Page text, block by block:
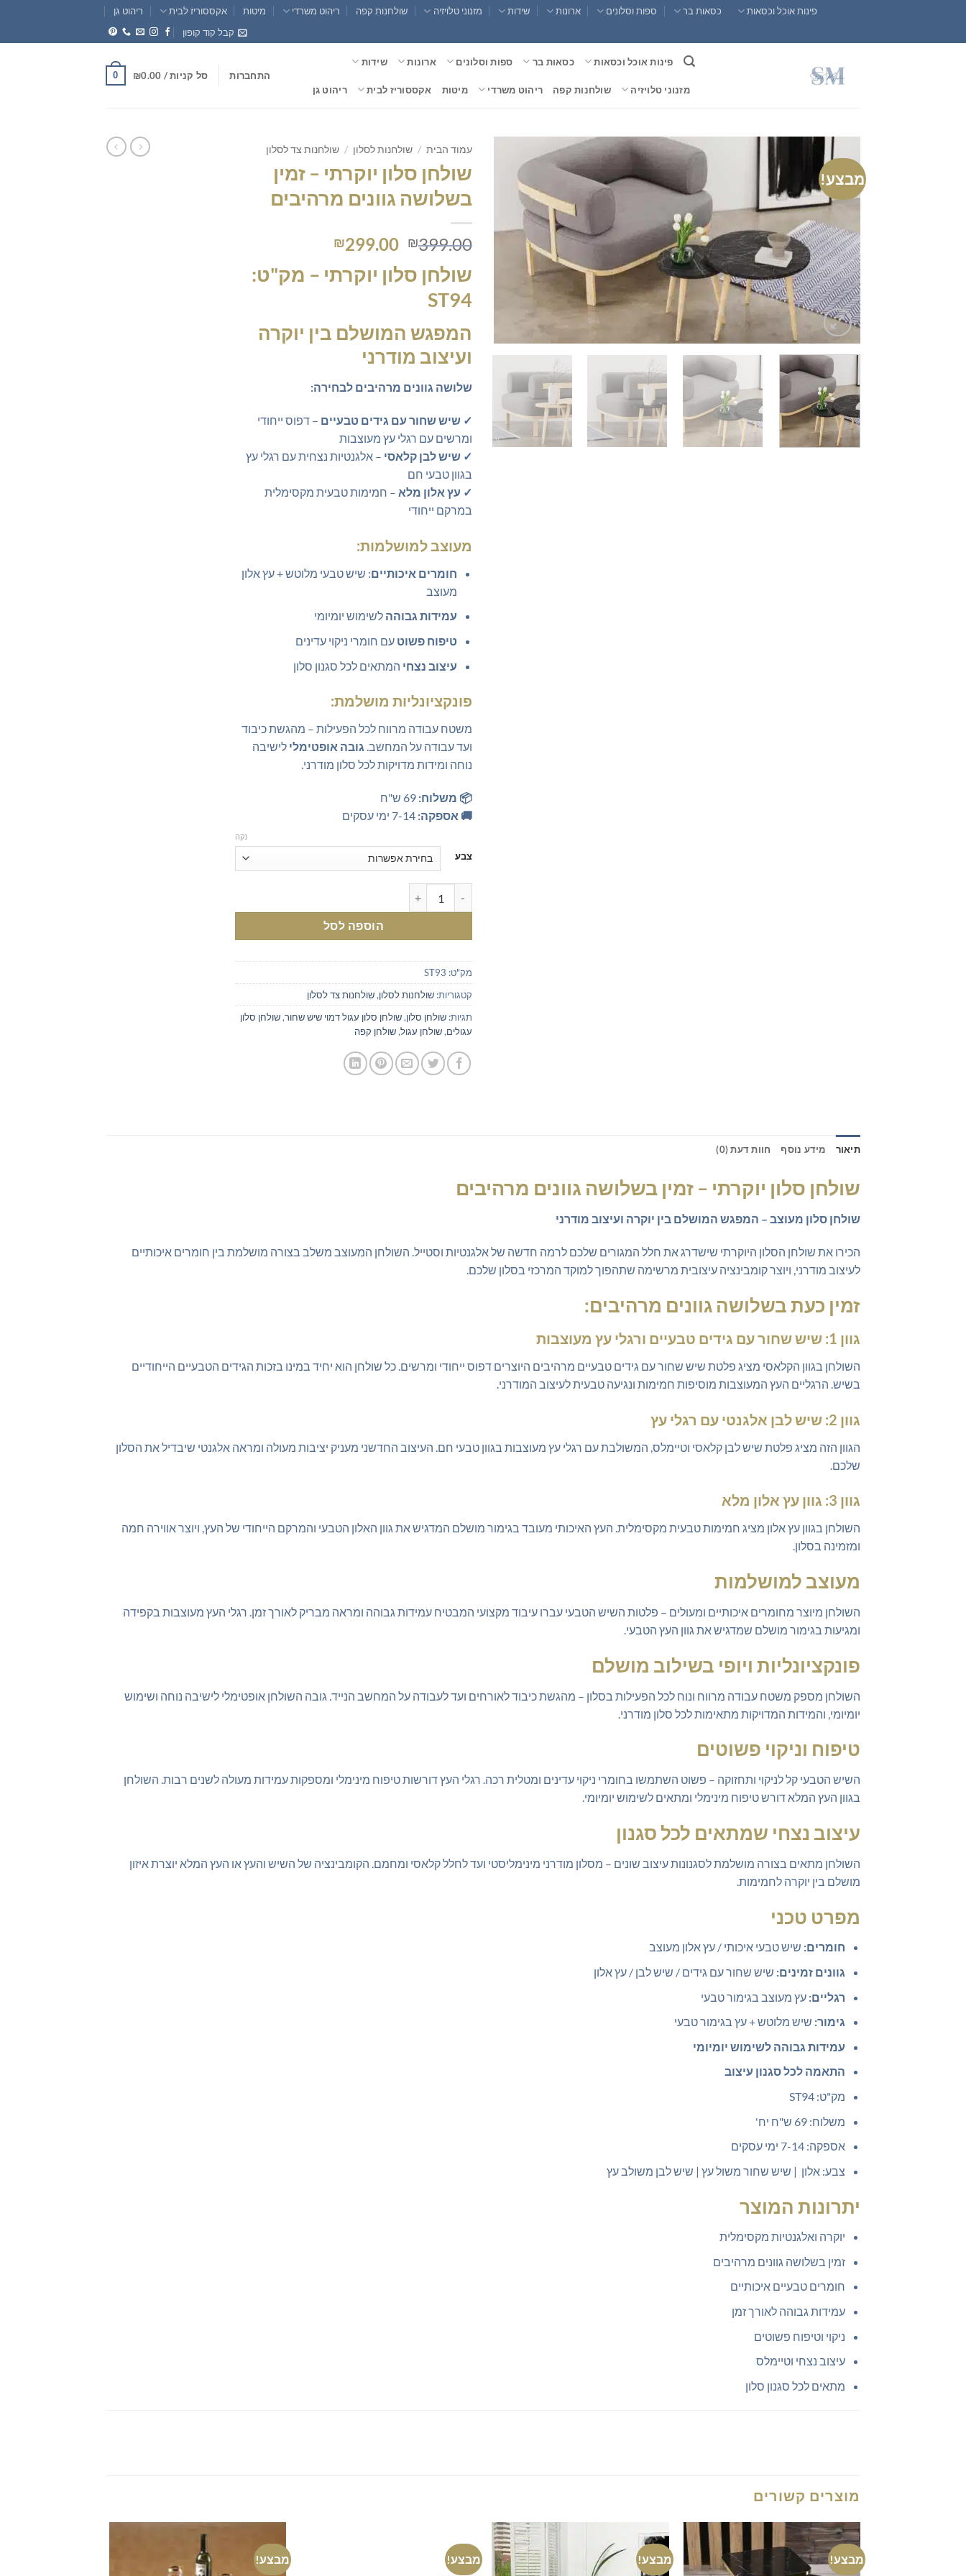
content
פינות אוכל וכסאות כסאות בר ספות וסלונים ארונות שידות מזנוני טלויזיה שולחנות קפה ריהוט משרדי מיטות אקססוריז לבית
ריהוט גן
קבל קוד קופון
פינות אוכל וכסאות כסאות בר ספות וסלונים ארונות שידות
מזנוני טלויזיה שולחנות קפה ריהוט משרדי מיטות אקססוריז לבית ריהוט גן
התחברות סל קניות / ₪0.00
0
מבצע!
עמוד הבית / שולחנות לסלון / שולחנות צד לסלון
שולחן סלון יוקרתי – זמין
בשלושה גוונים מרהיבים
₪399.00
המחיר
היה:
₪299.00
הוא:שולחן סלון יוקרתי – מק"ט:
ST94
המפגש המושלם בין יוקרה
ועיצוב מודרני
שלושה גוונים מרהיבים לבחירה:
✓ שיש שחור עם גידים טבעיים – דפוס ייחודי
ומרשים עם רגלי עץ מעוצבות
✓ שיש לבן קלאסי – אלגנטיות נצחית עם רגלי עץ
בגוון טבעי חם
✓ עץ אלון מלא – חמימות טבעית מקסימלית
במרקם ייחודי
מעוצב למושלמות:
חומרים איכותיים: שיש טבעי מלוטש + עץ אלון
מעוצב
עמידות גבוהה לשימוש יומיומי
טיפוח פשוט עם חומרי ניקוי עדינים
עיצוב נצחי המתאים לכל סגנון סלון
פונקציונליות מושלמת:
משטח עבודה מרווח לכל הפעילות – מהגשת כיבוד
ועד עבודה על המחשב. גובה אופטימלי לישיבה
נוחה ומידות מדויקות לכל סלון מודרני.
📦 משלוח:
🚚 אספקה:
צבע
נקה
הוספה לסל
מק"ט: ST93
קטגוריות: שולחנות לסלון,שולחנות צד לסלון
תגיות: שולחן סלון,שולחן סלון עגול דמוי שיש שחור,שולחן סלון
עגולים,שולחן עגול,שולחן קפה
תיאור מידע נוסף חוות דעת (0)
שולחן סלון יוקרתי – זמין בשלושה גוונים מרהיבים
שולחן סלון מעוצב – המפגש המושלם בין יוקרה ועיצוב מודרני
הכירו את שולחן הסלון היוקרתי שישדרג את חלל המגורים שלכם לרמה חדשה של אלגנטיות וסטייל. השולחן המעוצב משלב בצורה מושלמת בין חומרים איכותיים
לעיצוב מודרני, ויוצר קומבינציה עיצובית מרשימה שתהפוך למוקד המרכזי בסלון שלכם.
זמין כעת בשלושה גוונים מרהיבים:
גוון 1: שיש שחור עם גידים טבעיים ורגלי עץ מעוצבות
השולחן בגוון הקלאסי מציג פלטת שיש שחור עם גידים טבעיים מרהיבים היוצרים דפוס ייחודי ומרשים. כל שולחן הוא יחיד במינו בזכות הגידים הטבעיים הייחודיים
בשיש. הרגליים העץ המעוצבות מוסיפות חמימות ונגיעה טבעית לעיצוב המודרני.
גוון 2: שיש לבן אלגנטי עם רגלי עץ
הגוון הזה מציג פלטת שיש לבן קלאסי וטיימלס, המשולבת עם רגלי עץ מעוצבות בגוון טבעי חם. העיצוב החדשני מעניק יציבות מעולה ומראה אלגנטי שיבדיל את הסלון
שלכם.
גוון 3: גוון עץ אלון מלא
השולחן בגוון עץ אלון מציג חמימות טבעית מקסימלית. העץ האיכותי מעובד בגימור מושלם המדגיש את גוון האלון הטבעי והמרקם הייחודי של העץ, ויוצר אווירה חמה
ומזמינה בסלון.
מעוצב למושלמות
השולחן מיוצר מחומרים איכותיים ומעולים – פלטות השיש הטבעי עברו עיבוד מקצועי המבטיח עמידות גבוהה ומראה מבריק לאורך זמן. רגלי העץ מעוצבות בקפידה
ומגיעות בגימור מושלם שמדגיש את גוון העץ הטבעי.
פונקציונליות ויופי בשילוב מושלם
השולחן מספק משטח עבודה מרווח ונוח לכל הפעילות בסלון – מהגשת כיבוד לאורחים ועד לעבודה על המחשב הנייד. גובה השולחן אופטימלי לישיבה נוחה ושימוש
יומיומי, והמידות המדויקות מתאימות לכל סלון מודרני.
טיפוח וניקוי פשוטים
השיש הטבעי קל לניקוי ותחזוקה – פשוט השתמשו בחומרי ניקוי עדינים ומטלית רכה. רגלי העץ דורשות טיפוח מינימלי ומספקות עמידות מעולה לשנים רבות. השולחן
בגוון העץ המלא דורש טיפוח מינימלי ומתאים לשימוש יומיומי.
עיצוב נצחי שמתאים לכל סגנון
השולחן מתאים בצורה מושלמת לסגנונות עיצוב שונים – מסלון מודרני מינימליסטי ועד לחלל קלאסי ומחמם. הקומבינציה של השיש והעץ או העץ המלא יוצרת איזון
מושלם בין יוקרה לחמימות.
מפרט טכני
חומרים: שיש טבעי איכותי / עץ אלון מעוצב
גוונים זמינים: שיש שחור עם גידים / שיש לבן / עץ אלון
רגליים: עץ מעוצב בגימור טבעי
גימור: שיש מלוטש + עץ בגימור טבעי
עמידות גבוהה לשימוש יומיומי
התאמה לכל סגנון עיצוב
מק"ט: ST94
משלוח: 69 ש"ח יח'
אספקה: 7-14 ימי עסקים
צבע: אלון | שיש שחור משול עץ | שיש לבן משולב עץ
יתרונות המוצר
יוקרה ואלגנטיות מקסימלית
זמין בשלושה גוונים מרהיבים
חומרים טבעיים איכותיים
עמידות גבוהה לאורך זמן
ניקוי וטיפוח פשוטים
עיצוב נצחי וטיימלס
מתאים לכל סגנון סלון
מוצרים קשורים
מבצע! מבצע! מבצע! מבצע!